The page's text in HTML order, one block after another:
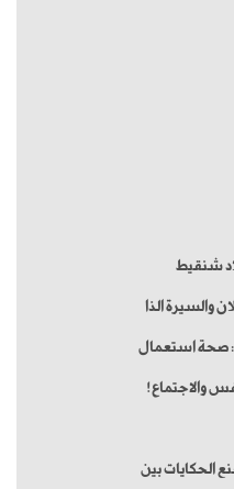
شنقيط
والسيرة الذا
صحة استعمال
والاجتماع!
الحكايات بين